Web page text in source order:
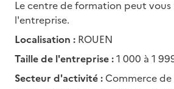
Le centre de formation peut vous
l'entreprise.
Localisation : ROUEN
Taille de l'entreprise :1 000 à 1
Secteur d'activité : Commerce